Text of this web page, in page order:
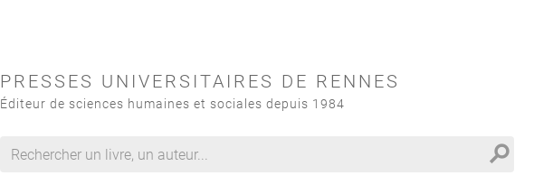
PRESSES UNIVERSITAIRES DE RENNES
Éditeur de sciences humaines et sociales depuis 1984
search